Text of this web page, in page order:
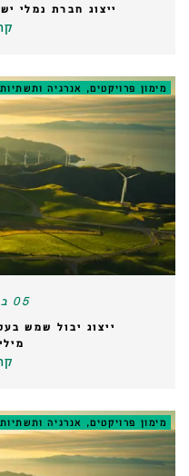
ייצוג חברת נמלי
מימון פרויקטים, אנרגיה ותשתיות
05 ביוני,2024
מימון פרויקטים, אנרגיה ותשתיות